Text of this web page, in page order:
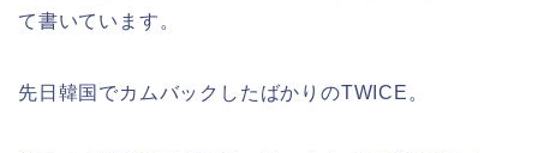
て書いています。
先日韓国でカムバックしたばかりのTWICE。